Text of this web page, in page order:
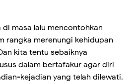
di masa lalu mencontohkan
rangka merenungi kehidupan
kita tentu sebaiknya
dalam bertafakur agar diri
kejadian yang telah dilewati.